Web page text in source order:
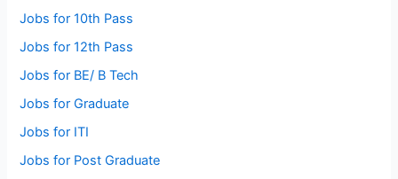
Jobs for 10th Pass
Jobs for 12th Pass
Jobs for BE/ B Tech
Jobs for Graduate
Jobs for ITI
Jobs for Post Graduate